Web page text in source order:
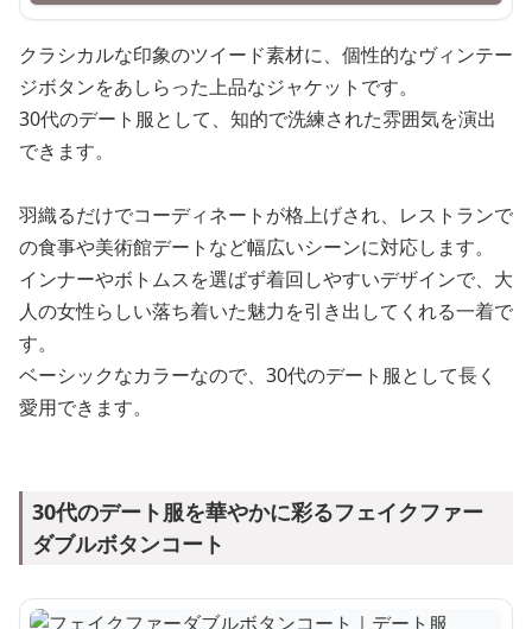
クラシカルな印象のツイード素材に、個性的なヴィンテー
ジボタンをあしらった上品なジャケットです。
30代のデート服として、知的で洗練された雰囲気を演出
できます。
羽織るだけでコーディネートが格上げされ、レストランで
の食事や美術館デートなど幅広いシーンに対応します。
インナーやボトムスを選ばず着回しやすいデザインで、大
人の女性らしい落ち着いた魅力を引き出してくれる一着で
す。
ベーシックなカラーなので、30代のデート服として長く
愛用できます。
30代のデート服を華やかに彩るフェイクファー
ダブルボタンコート